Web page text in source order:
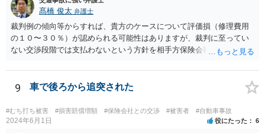
髙橋 俊太 弁護士
裁判例の傾向等からすれば、貴方のケースについて評価損（修理費用
の１０〜３０％）が認められる可能性はありますが、裁判に至ってい
ない交渉段階では支払わないという方針を相手方保険会社が貫く可能
9 車で後ろから追突された
#むち打ち被害 #損害賠償増額 #保険会社との交渉 #被害者 #自動車事故
2024年6月1日 役にたった 6